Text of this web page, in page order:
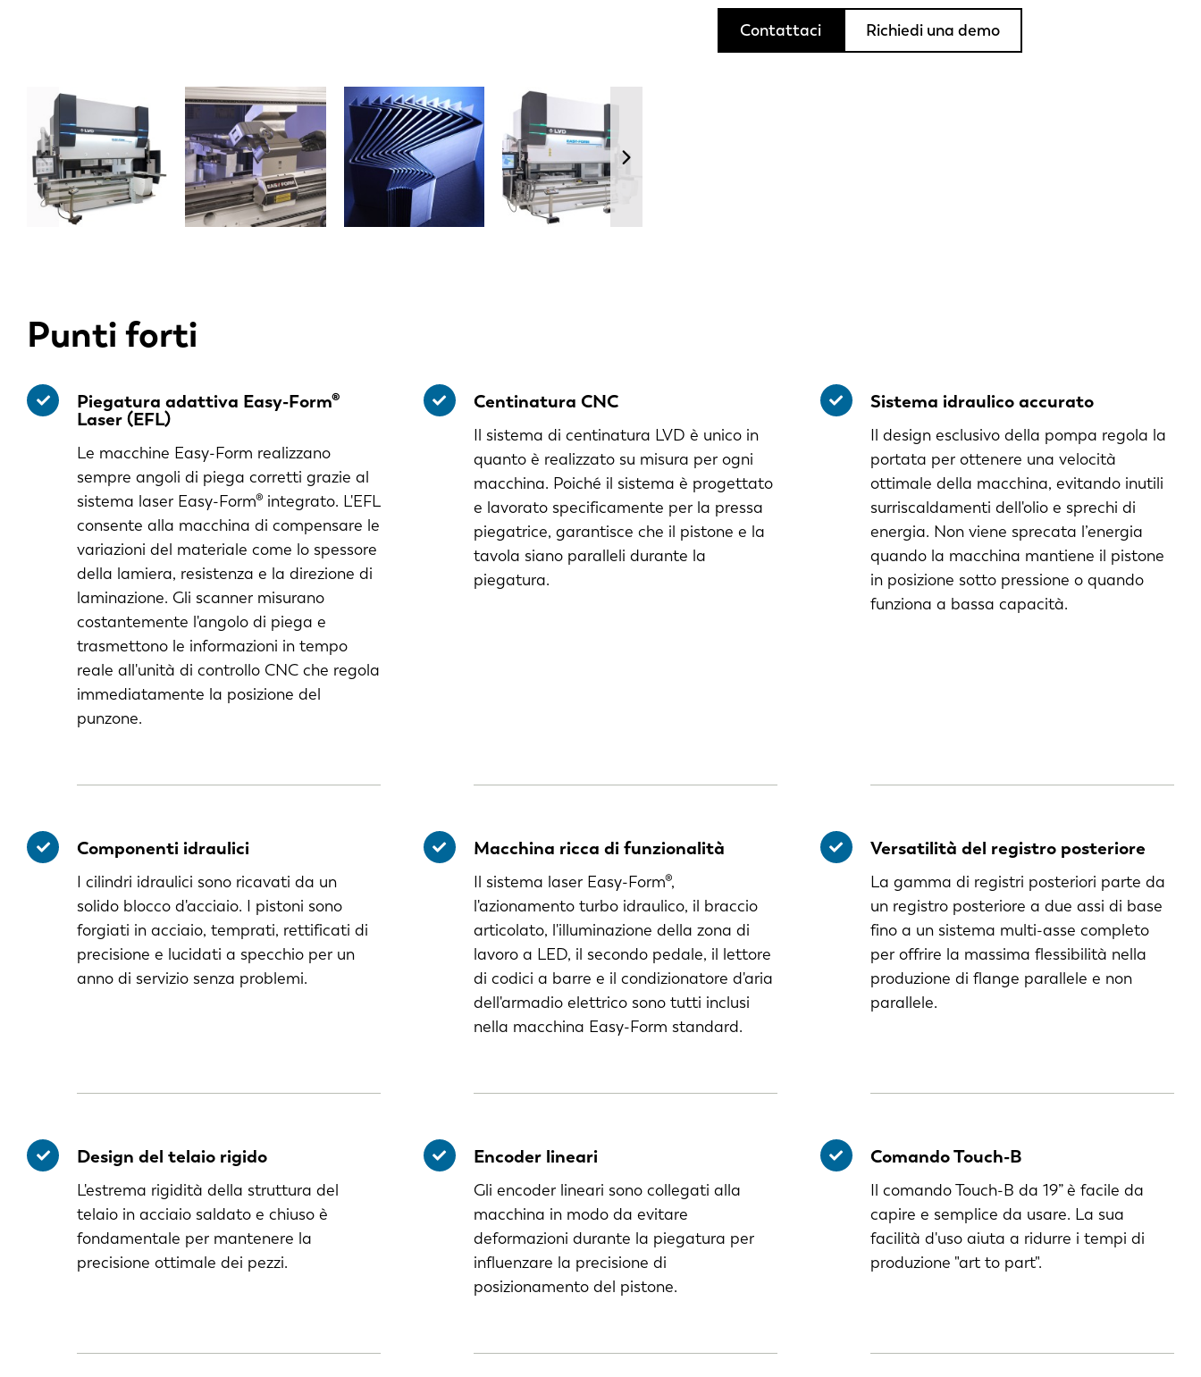
Contattaci Richiedi una demo
Punti forti
Piegatura adattiva Easy-Form®
Laser (EFL)
Le macchine Easy-Form realizzano
sempre angoli di piega corretti grazie al
sistema laser Easy-Form® integrato. L'EFL
consente alla macchina di compensare le
variazioni del materiale come lo spessore
della lamiera, resistenza e la direzione di
laminazione. Gli scanner misurano
costantemente l'angolo di piega e
trasmettono le informazioni in tempo
reale all'unità di controllo CNC che regola
immediatamente la posizione del
punzone.
Centinatura CNC
Il sistema di centinatura LVD è unico in
quanto è realizzato su misura per ogni
macchina. Poiché il sistema è progettato
e lavorato specificamente per la pressa
piegatrice, garantisce che il pistone e la
tavola siano paralleli durante la
piegatura.
Sistema idraulico accurato
Il design esclusivo della pompa regola la
portata per ottenere una velocità
ottimale della macchina, evitando inutili
surriscaldamenti dell'olio e sprechi di
energia. Non viene sprecata l’energia
quando la macchina mantiene il pistone
in posizione sotto pressione o quando
funziona a bassa capacità.
Componenti idraulici
I cilindri idraulici sono ricavati da un
solido blocco d'acciaio. I pistoni sono
forgiati in acciaio, temprati, rettificati di
precisione e lucidati a specchio per un
anno di servizio senza problemi.
Macchina ricca di funzionalità
Il sistema laser Easy-Form®,
l'azionamento turbo idraulico, il braccio
articolato, l'illuminazione della zona di
lavoro a LED, il secondo pedale, il lettore
di codici a barre e il condizionatore d'aria
dell'armadio elettrico sono tutti inclusi
nella macchina Easy-Form standard.
Versatilità del registro posteriore
La gamma di registri posteriori parte da
un registro posteriore a due assi di base
fino a un sistema multi-asse completo
per offrire la massima flessibilità nella
produzione di flange parallele e non
parallele.
Design del telaio rigido
L'estrema rigidità della struttura del
telaio in acciaio saldato e chiuso è
fondamentale per mantenere la
precisione ottimale dei pezzi.
Encoder lineari
Gli encoder lineari sono collegati alla
macchina in modo da evitare
deformazioni durante la piegatura per
influenzare la precisione di
posizionamento del pistone.
Comando Touch-B
Il comando Touch-B da 19” è facile da
capire e semplice da usare. La sua
facilità d'uso aiuta a ridurre i tempi di
produzione "art to part".
NL EN-US
DE IT ES
SK KO